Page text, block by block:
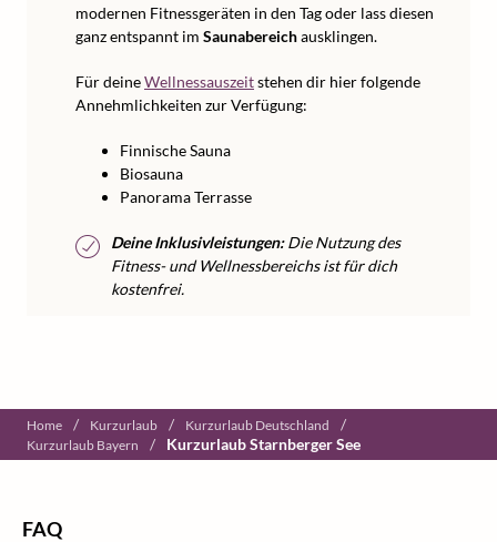
modernen Fitnessgeräten in den Tag oder lass diesen
ganz entspannt im Saunabereichausklingen.
Für deineWellnessauszeitstehen dir hier folgende
Annehmlichkeiten zur Verfügung:
Finnische Sauna
Biosauna
Panorama Terrasse
Deine Inklusivleistungen:Die Nutzung des
Fitness- und Wellnessbereichs ist für dich
kostenfrei.
Home / Kurzurlaub / Kurzurlaub Deutschland /
Kurzurlaub Bayern / Kurzurlaub Starnberger See
FAQ